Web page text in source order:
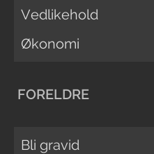
Vedlikehold
Økonomi
FORELDRE
Bli gravid